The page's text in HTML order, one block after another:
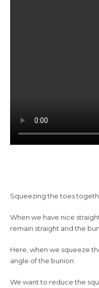
Squeezing the toes
When we have nice
remain straight and the
Here, when we squeeze
angle of the bunion.
We want to reduce the